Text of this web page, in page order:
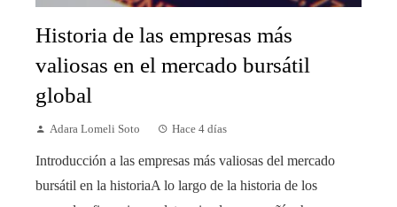
Historia de las empresas más
valiosas en el mercado bursátil
global
Adara Lomeli Soto Hace 4 días
Introducción a las empresas más valiosas del mercado
bursátil en la historiaA lo largo de la historia de los